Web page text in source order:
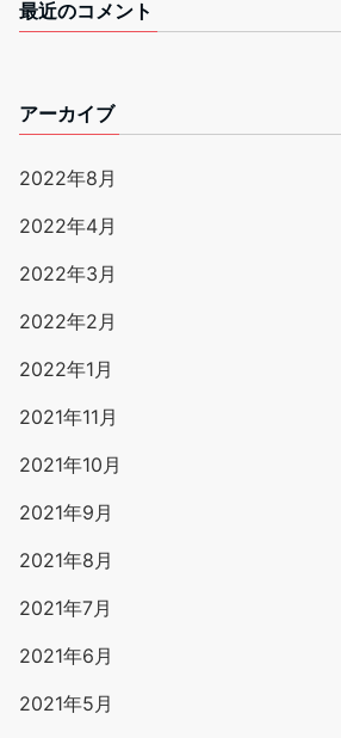
最近のコメント
アーカイブ
2022年8月
2022年4月
2022年3月
2022年2月
2022年1月
2021年11月
2021年10月
2021年9月
2021年8月
2021年7月
2021年6月
2021年5月